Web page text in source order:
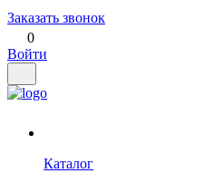
Заказать звонок
0
Войти
Каталог